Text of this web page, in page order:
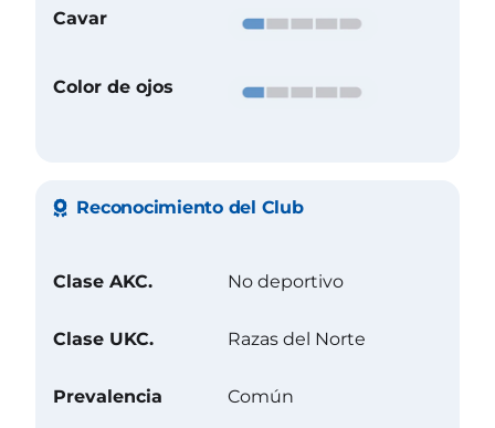
Cavar
Color de ojos
Reconocimiento del Club
Clase AKC. No deportivo
Clase UKC. Razas del Norte
Prevalencia Común